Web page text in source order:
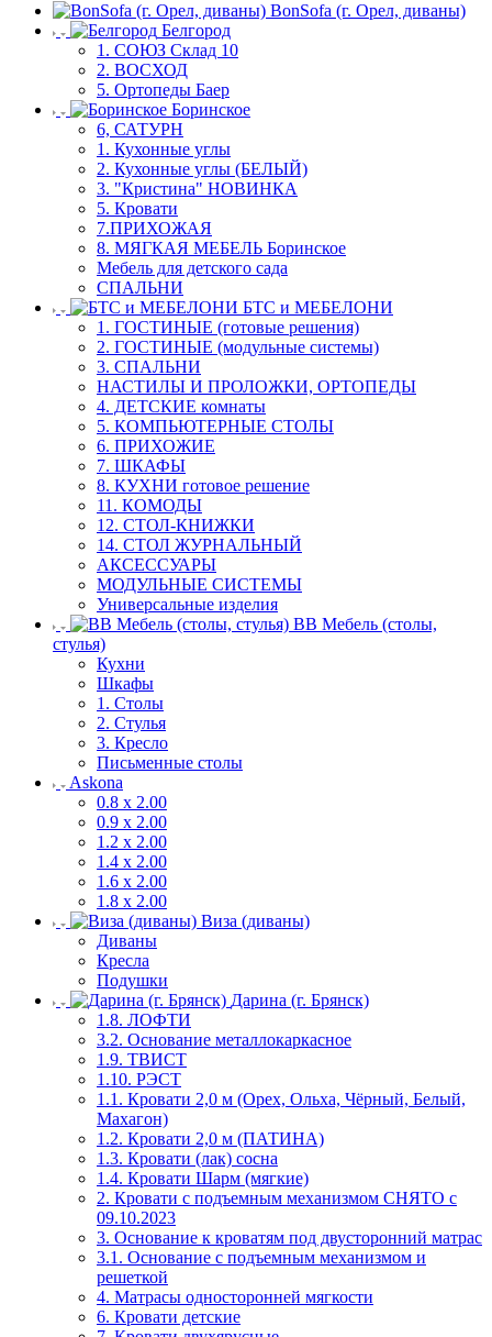
BonSofa (г. Орел, диваны)
Белгород
1. СОЮЗ Склад 10
2. ВОСХОД
5. Ортопеды Баер
Боринское
6, САТУРН
1. Кухонные углы
2. Кухонные углы (БЕЛЫЙ)
3. "Кристина" НОВИНКА
5. Кровати
7.ПРИХОЖАЯ
8. МЯГКАЯ МЕБЕЛЬ Боринское
Мебель для детского сада
СПАЛЬНИ
БТС и МЕБЕЛОНИ
1. ГОСТИНЫЕ (готовые решения)
2. ГОСТИНЫЕ (модульные системы)
3. СПАЛЬНИ
НАСТИЛЫ И ПРОЛОЖКИ, ОРТОПЕДЫ
4. ДЕТСКИЕ комнаты
5. КОМПЬЮТЕРНЫЕ СТОЛЫ
6. ПРИХОЖИЕ
7. ШКАФЫ
8. КУХНИ готовое решение
11. КОМОДЫ
12. СТОЛ-КНИЖКИ
14. СТОЛ ЖУРНАЛЬНЫЙ
АКСЕССУАРЫ
МОДУЛЬНЫЕ СИСТЕМЫ
Универсальные изделия
ВВ Мебель (столы,
стулья)
Кухни
Шкафы
1. Столы
2. Стулья
3. Кресло
Письменные столы
Askona
0.8 х 2.00
0.9 х 2.00
1.2 х 2.00
1.4 х 2.00
1.6 х 2.00
1.8 х 2.00
Виза (диваны)
Диваны
Кресла
Подушки
Дарина (г. Брянск)
1.8. ЛОФТИ
3.2. Основание металлокаркасное
1.9. ТВИСТ
1.10. РЭСТ
1.1. Кровати 2,0 м (Орех, Ольха, Чёрный, Белый,
Махагон)
1.2. Кровати 2,0 м (ПАТИНА)
1.3. Кровати (лак) сосна
1.4. Кровати Шарм (мягкие)
2. Кровати с подъемным механизмом СНЯТО с
09.10.2023
3. Основание к кроватям под двусторонний матрас
3.1. Основание с подъемным механизмом и
решеткой
4. Матрасы односторонней мягкости
6. Кровати детские